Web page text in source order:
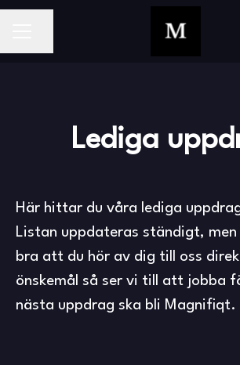
Lediga
Här hittar du våra lediga
Listan uppdateras ständigt,
bra att du hör av dig till oss
önskemål så ser vi till att jobba
nästa uppdrag ska bli Magnifiqt.